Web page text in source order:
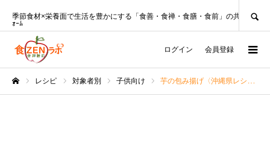
季節食材×栄養面で生活を豊かにする「食善・食禅・食膳・食前」の共創ﾌﾟﾗｯﾄﾌ
ｫｰﾑ
ログイン 会員登録
レシピ 対象者別 子供向け 芋の包み揚げ〈沖縄県レシピ〉□栄養表示□